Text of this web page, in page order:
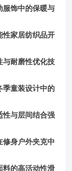
服饰中的保暖与
性家居纺织品开
与耐磨性优化技
季童装设计中的
性与层间结合强
修身户外夹克中
料的高活动性滑